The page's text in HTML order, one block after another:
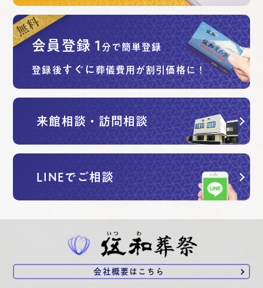
会員登録 1 分で簡単登録
登録後すぐに 葬儀費用が割引価格に！
来館相談・訪問相談
LINEでご相談
会社概要は こちら